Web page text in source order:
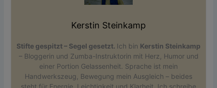
Kerstin Steinkamp
Stifte gespitzt – Segel gesetzt. Ich bin Kerstin Steinkamp
– Bloggerin und Zumba-Instruktorin mit Herz, Humor und
einer Portion Gelassenheit. Sprache ist mein
Handwerkszeug, Bewegung mein Ausgleich – beides
steht für Energie, Leichtigkeit und Klarheit. Ich schreibe